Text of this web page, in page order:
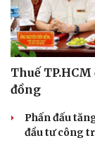
Thuế
đồng
Phấn đấu
đầu tư công